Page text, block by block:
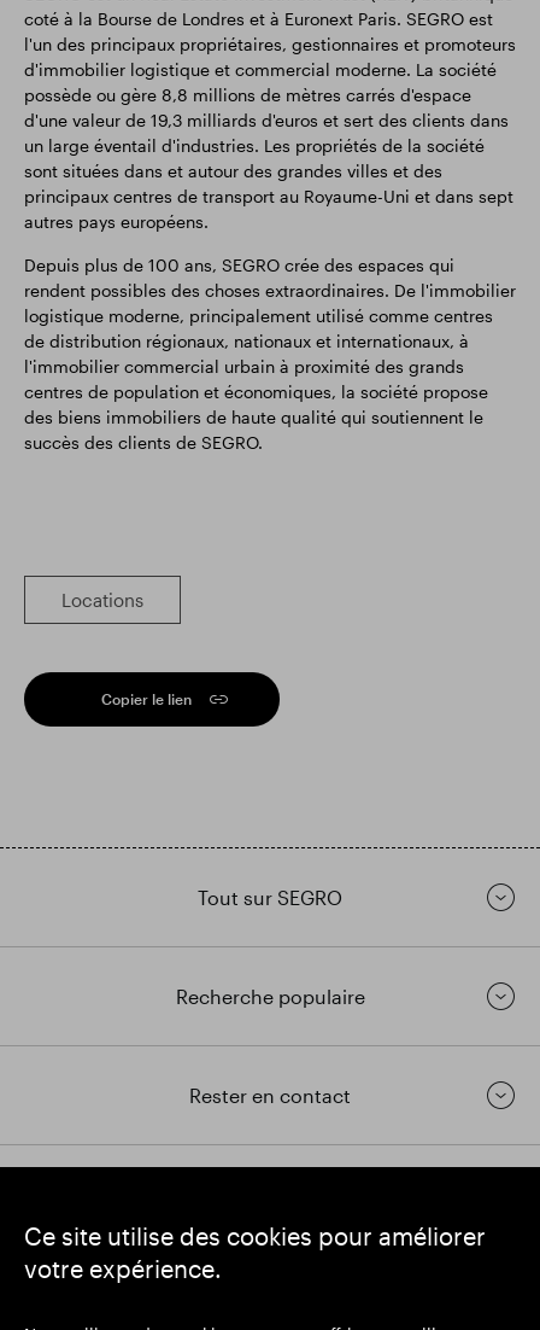
Ce site utilise des cookies pour améliorer
votre expérience.
coté à la Bourse de Londres et à Euronext Paris. SEGRO est
l'un des principaux propriétaires, gestionnaires et promoteurs
d'immobilier logistique et commercial moderne. La société
possède ou gère 8,8 millions de mètres carrés d'espace
d'une valeur de 19,3 milliards d'euros et sert des clients dans
un large éventail d'industries. Les propriétés de la société
sont situées dans et autour des grandes villes et des
principaux centres de transport au Royaume-Uni et dans sept
autres pays européens.
Depuis plus de 100 ans, SEGRO crée des espaces qui
rendent possibles des choses extraordinaires. De l'immobilier
logistique moderne, principalement utilisé comme centres
de distribution régionaux, nationaux et internationaux, à
l'immobilier commercial urbain à proximité des grands
centres de population et économiques, la société propose
des biens immobiliers de haute qualité qui soutiennent le
succès des clients de SEGRO.
Locations
Copier le lien
Tout sur SEGRO
Recherche populaire
Rester en contact
SEGRO
Siège social : 1 New Burlington Place, Londres W1S 2HR